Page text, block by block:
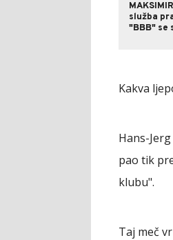
služba
"BBB" se
Kakva
Hans-
pao tik
klubu".
Taj meč